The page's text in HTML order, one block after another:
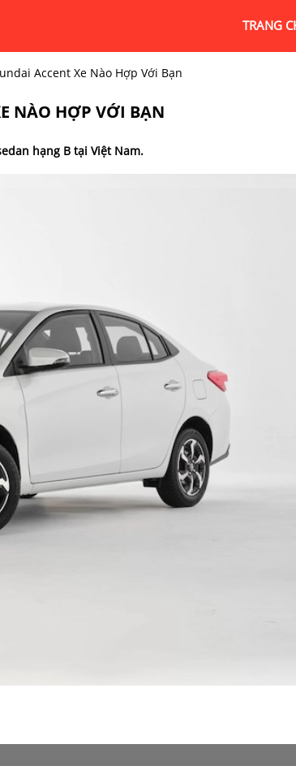
TRANG
Accent Xe Nào Hợp Với Bạn
NÀO HỢP VỚI BẠN
hạng B tại Việt Nam.